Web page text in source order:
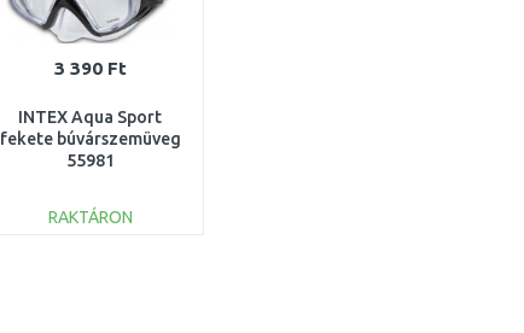
3 390 Ft
INTEX Aqua Sport
fekete búvárszemüveg
55981
RAKTÁRON